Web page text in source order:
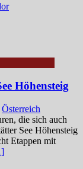
Höhensteig
Österreich
die sich auch
See Höhensteig
Etappen mit